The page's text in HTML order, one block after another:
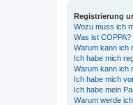
Registrierung
Wozu muss ich
Was ist COPPA?
Warum kann ich
Ich habe mich
Warum kann ich
Ich habe mich
Ich habe mein
Warum werde